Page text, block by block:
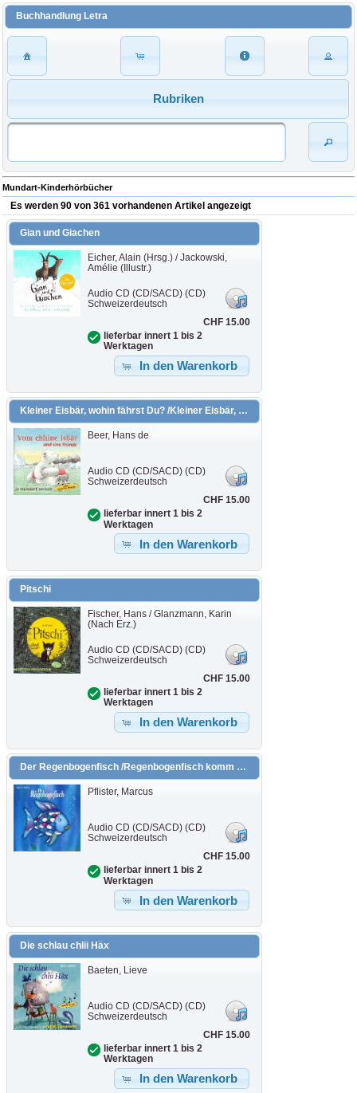
Buchhandlung Letra
Rubriken
Mundart-Kinderhörbücher
Es werden 90 von 361 vorhandenen Artikel angezeigt
Gian und Giachen
Eicher, Alain (Hrsg.) / Jackowski,
Amélie (Illustr.)
Audio CD (CD/SACD) (CD)
Schweizerdeutsch
CHF 15.00
lieferbar innert 1 bis 2
Werktagen
In den Warenkorb
Kleiner Eisbär, wohin fährst Du? /Kleiner Eisbär, komm bald wieder! /Kleiner Eisbär, nimm mich mit! /Der kleine Eisbär und der Angsthase
Beer, Hans de
Audio CD (CD/SACD) (CD)
Schweizerdeutsch
CHF 15.00
lieferbar innert 1 bis 2
Werktagen
In den Warenkorb
Pitschi
Fischer, Hans / Glanzmann, Karin
(Nach Erz.)
Audio CD (CD/SACD) (CD)
Schweizerdeutsch
CHF 15.00
lieferbar innert 1 bis 2
Werktagen
In den Warenkorb
Der Regenbogenfisch /Regenbogenfisch komm hilf mir! /Der Regenbogenfisch stiftet Frieden
Pflister, Marcus
Audio CD (CD/SACD) (CD)
Schweizerdeutsch
CHF 15.00
lieferbar innert 1 bis 2
Werktagen
In den Warenkorb
Die schlau chlii Häx
Baeten, Lieve
Audio CD (CD/SACD) (CD)
Schweizerdeutsch
CHF 15.00
lieferbar innert 1 bis 2
Werktagen
In den Warenkorb